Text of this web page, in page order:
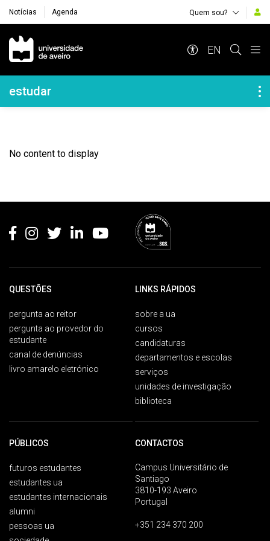
Notícias Agenda Quem sou?
Navegação Principal
EN
Navegação Lateral
estudar
No content to display
QUESTÕES
pergunta ao reitor
pergunta ao provedor do
estudante
canal de denúncias
livro amarelo eletrónico
LINKS RÁPIDOS
sobre a ua
cursos
candidaturas
departamentos e escolas
serviços
unidades de investigação
biblioteca
PÚBLICOS
futuros estudantes
estudantes ua
estudantes internacionais
alumni
pessoas ua
CONTACTOS
Campus Universitário de
Santiago
3810-193 Aveiro
Portugal
+351 234 370 200